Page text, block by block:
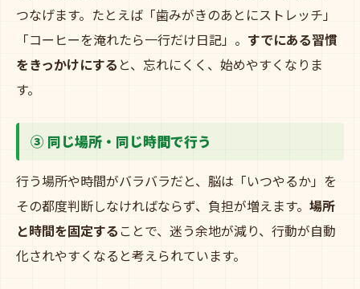
つなげます。たとえば「歯みがきのあとにストレッチ」
「コーヒーを淹れたら一行だけ日記」。 すでにある習慣
をきっかけにする と、忘れにくく、始めやすくなりま
す。
③ 同じ場所・同じ時間で行う
行う場所や時間がバラバラだと、脳は「いつやるか」を
その都度判断しなければならず、負担が増えます。 場所
と時間を固定する ことで、迷う余地が減り、行動が自動
化されやすくなると考えられています。